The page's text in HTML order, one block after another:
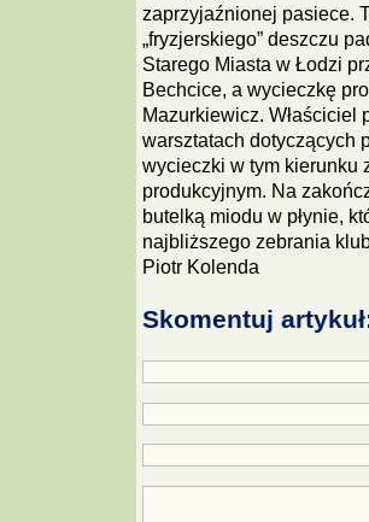
zaprzyjaźnionej pasiece.
„fryzjerskiego” deszczu
Starego Miasta w Łodzi
Bechcice, a wycieczkę
Mazurkiewicz. Właściciel
warsztatach dotyczących
wycieczki w tym kierunku
produkcyjnym. Na
butelką miodu w płynie,
najbliższego zebrania
Piotr Kolenda
Skomentuj